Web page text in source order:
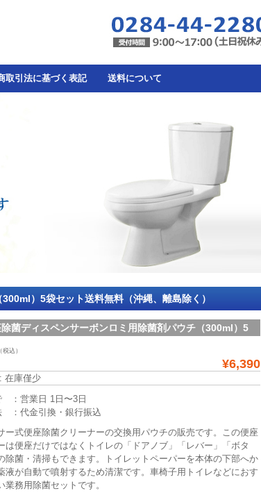
取引法に基づく表記 送料について
）5袋セット送料無料（沖縄、離島除く）
除菌ディスペンサーボンロミ用除菌剤パウチ（300ml）5
（税込）
¥6,390
在庫僅少
：営業日 1日〜3日
：代金引換・銀行振込
ー式便座除菌クリーナーの交換用パウチの販売です。この便座
は便座だけではなくトイレの「ドアノブ」「レバー」「ボタ
除菌・清掃もできます。トイレットペーパーを本体の下部へか
液が自動で噴射するため清潔です。車椅子用トイレなどにおす
業務用除菌セットです。